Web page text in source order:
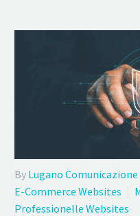
By Lugano Comunicazione
E-Commerce Websites
Professionelle Websites